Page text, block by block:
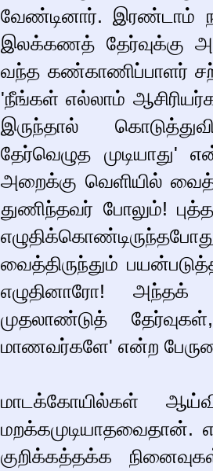
வேண்டினார். இரண்டாம்
இலக்கணத் தேர்வுக்கு
வந்த கண்காணிப்பாளர்
'நீங்கள் எல்லாம்
இருந்தால்
தேர்வெழுத முடியாது'
அறைக்கு வெளியில்
துணிந்தவர் போலும்!
வைத்திருந்தும்
எழுதினாரோ! அந்தக்
முதலாண்டுத்
மாணவர்களே' என்ற
மாடக்கோயில்கள்
மறக்கமுடியாதவைதான்.
குறிக்கத்தக்க